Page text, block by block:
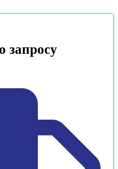
запросу